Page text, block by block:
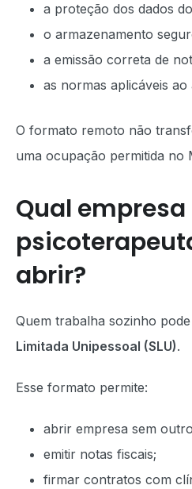
a proteção dos dados
o armazenamento
a emissão correta de
as normas aplicáveis
O formato remoto não
uma ocupação permitida no
Qual empresa
abrir?
Quem trabalha sozinho
Limitada Unipessoal (SLU).
Esse formato permite:
abrir empresa sem
emitir notas fiscais;
firmar contratos com